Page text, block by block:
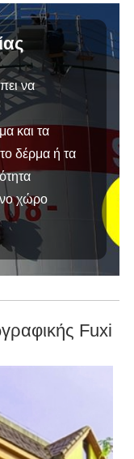
να
και τα
δέρμα ή τα
χώρο
Fuxi